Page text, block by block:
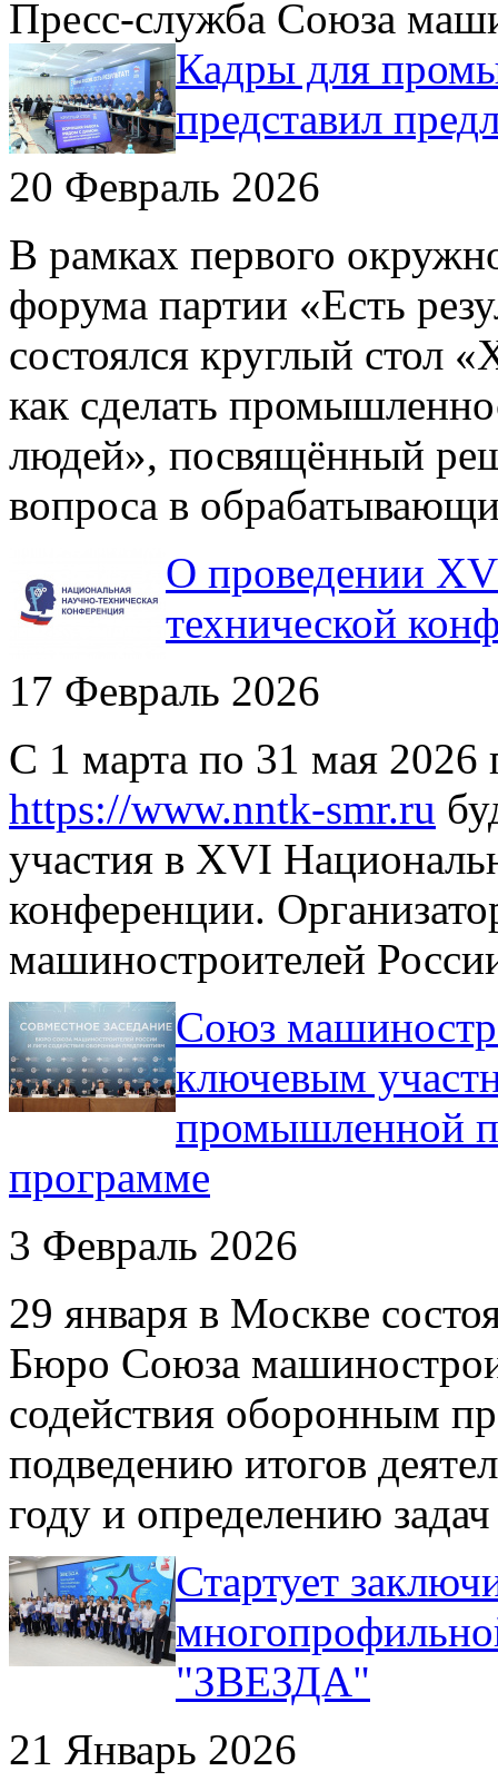
Пресс-служба Союза
Кадры для
представил
20 Февраль 2026
В рамках первого
форума партии «Есть
состоялся круглый стол
как сделать
людей», посвящённый
вопроса в
О проведении
технической
17 Февраль 2026
С 1 марта по 31 мая 2026
https://www.nntk-smr.ru
участия в XVI
конференции.
машиностроителей
Союз
ключевым
промышленной
программе
3 Февраль 2026
​29 января в Москве
Бюро Союза
содействия оборонным
подведению итогов
году и определению
Стартует
"ЗВЕЗДА"
21 Январь 2026